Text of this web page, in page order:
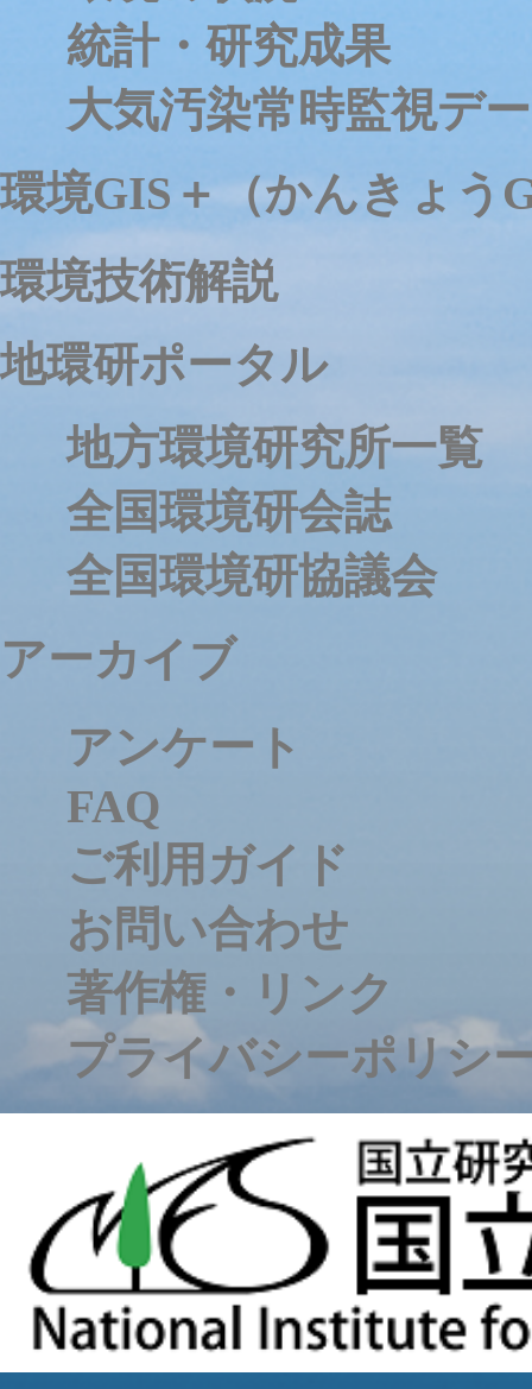
統計・研究成果
大気汚染常時監視デ
環境GIS＋（かんきょう
環境技術解説
地環研ポータル
地方環境研究所一覧
全国環境研会誌
全国環境研協議会
アーカイブ
アンケート
FAQ
ご利用ガイド
お問い合わせ
著作権・リンク
プライバシーポリシ